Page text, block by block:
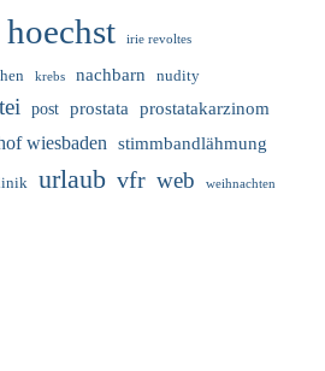
hoechst irie revoltes
krebs nachbarn nudity
post prostata prostatakarzinom
wiesbaden stimmbandlähmung
urlaub vfr web weihnachten